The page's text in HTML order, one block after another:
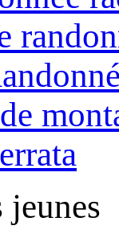
jeunes